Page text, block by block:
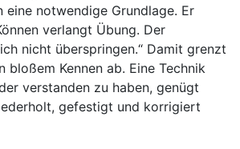
eine notwendige Grundlage. Er
verlangt Übung. Der
nicht überspringen.“ Damit grenzt
bloßem Kennen ab. Eine Technik
verstanden zu haben, genügt
gefestigt und korrigiert